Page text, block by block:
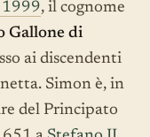
1999, il cognome
Gallone di
ai discendenti
Simon è, in
del Principato